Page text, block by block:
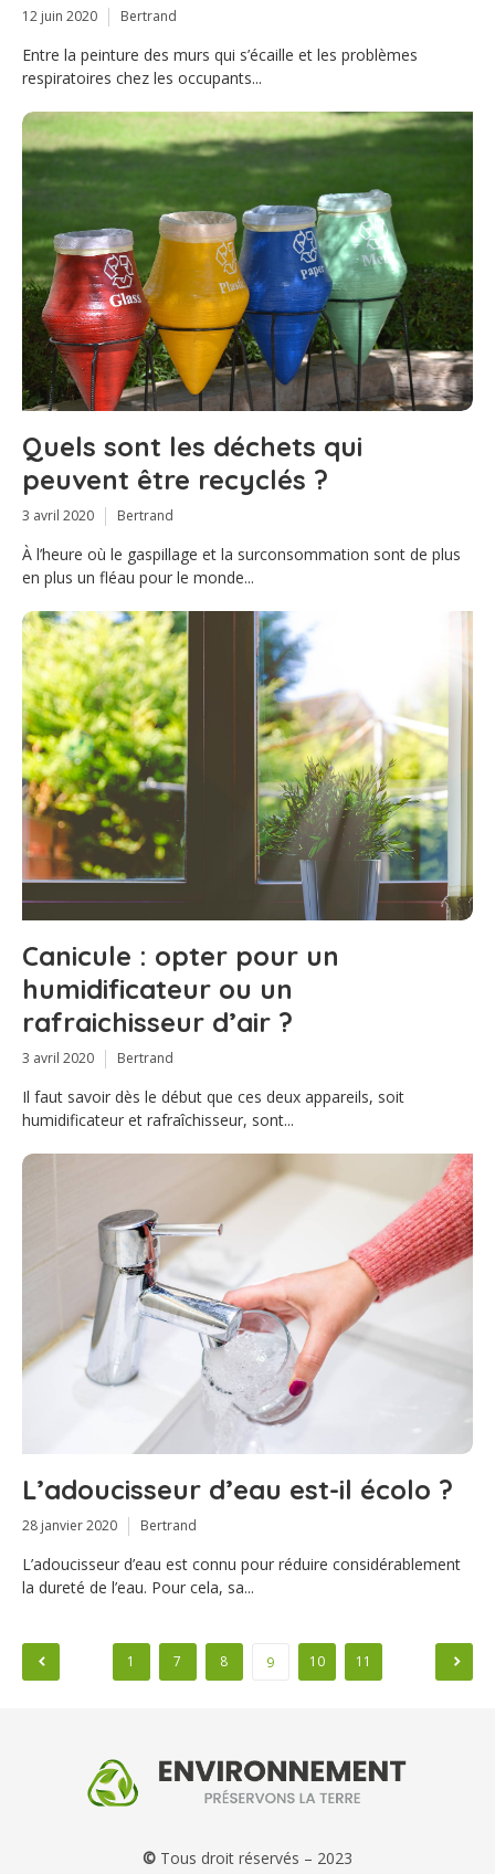
12 juin 2020 Bertrand
Entre la peinture des murs qui s’écaille et les problèmes
respiratoires chez les occupants...
Quels sont les déchets qui
peuvent être recyclés ?
3 avril 2020 Bertrand
À l’heure où le gaspillage et la surconsommation sont de plus
en plus un fléau pour le monde...
Canicule : opter pour un
humidificateur ou un
rafraichisseur d’air ?
3 avril 2020 Bertrand
Il faut savoir dès le début que ces deux appareils, soit
humidificateur et rafraîchisseur, sont...
L’adoucisseur d’eau est-il écolo ?
28 janvier 2020 Bertrand
L’adoucisseur d’eau est connu pour réduire considérablement
la dureté de l’eau. Pour cela, sa...
Pagination
publications
1 7 8 9 10 11
© Tous droit réservés – 2023